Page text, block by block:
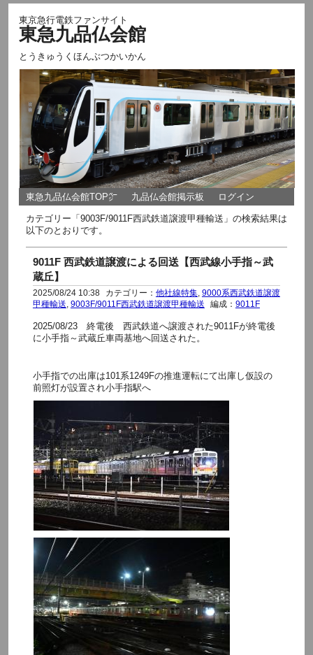
東京急行電鉄ファンサイト
東急九品仏会館
とうきゅうくほんぶつかいかん
東急九品仏会館TOP㌻ 九品仏会館掲示板 ログイン
カテゴリー「9003F/9011F西武鉄道譲渡甲種輸送」の検索結果は
以下のとおりです。
9011F 西武鉄道譲渡による回送【西武線小手指～武
蔵丘】
2025/08/24 10:38 カテゴリー： 他社線特集, 9000系西武鉄道譲渡
甲種輸送 9003F/9011F西武鉄道譲渡甲種輸送 編成： 9011F
2025/08/23 終電後 西武鉄道へ譲渡された9011Fが終電後
に小手指～武蔵丘車両基地へ回送された。
小手指での出庫は101系1249Fの推進運転にて出庫し仮設の
前照灯が設置され小手指駅へ